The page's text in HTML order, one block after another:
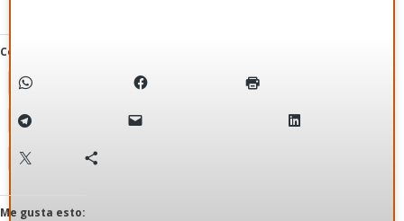
Compartir:
Me gusta esto: